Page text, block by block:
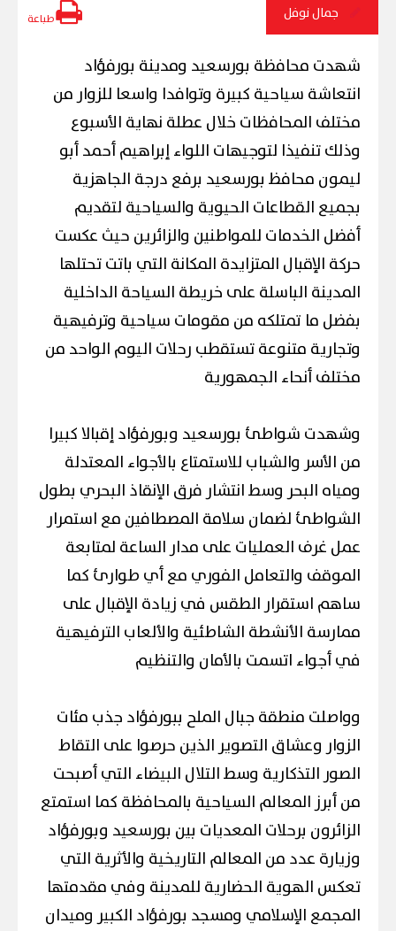
جمال نوفل طباعة
شهدت محافظة بورسعيد ومدينة بورفؤاد
انتعاشة سياحية كبيرة وتوافدا واسعا للزوار من
مختلف المحافظات خلال عطلة نهاية الأسبوع
وذلك تنفيذا لتوجيهات اللواء إبراهيم أحمد أبو
ليمون محافظ بورسعيد برفع درجة الجاهزية
بجميع القطاعات الحيوية والسياحية لتقديم
أفضل الخدمات للمواطنين والزائرين حيث عكست
حركة الإقبال المتزايدة المكانة التي باتت تحتلها
المدينة الباسلة على خريطة السياحة الداخلية
بفضل ما تمتلكه من مقومات سياحية وترفيهية
وتجارية متنوعة تستقطب رحلات اليوم الواحد من
مختلف أنحاء الجمهورية
وشهدت شواطئ بورسعيد وبورفؤاد إقبالا كبيرا
من الأسر والشباب للاستمتاع بالأجواء المعتدلة
ومياه البحر وسط انتشار فرق الإنقاذ البحري بطول
الشواطئ لضمان سلامة المصطافين مع استمرار
عمل غرف العمليات على مدار الساعة لمتابعة
الموقف والتعامل الفوري مع أي طوارئ كما
ساهم استقرار الطقس في زيادة الإقبال على
ممارسة الأنشطة الشاطئية والألعاب الترفيهية
في أجواء اتسمت بالأمان والتنظيم
وواصلت منطقة جبال الملح ببورفؤاد جذب مئات
الزوار وعشاق التصوير الذين حرصوا على التقاط
الصور التذكارية وسط التلال البيضاء التي أصبحت
من أبرز المعالم السياحية بالمحافظة كما استمتع
الزائرون برحلات المعديات بين بورسعيد وبورفؤاد
وزيارة عدد من المعالم التاريخية والأثرية التي
تعكس الهوية الحضارية للمدينة وفي مقدمتها
المجمع الإسلامي ومسجد بورفؤاد الكبير وميدان